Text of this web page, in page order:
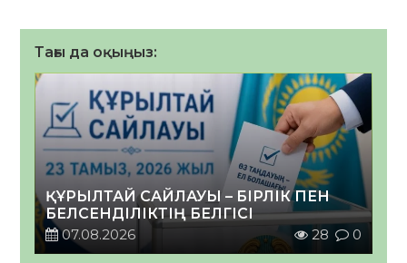
Тағы да оқыңыз:
ҚҰРЫЛТАЙ САЙЛАУЫ – БІРЛІК ПЕН
БЕЛСЕНДІЛІКТІҢ БЕЛГІСІ
07.08.2026
28 0